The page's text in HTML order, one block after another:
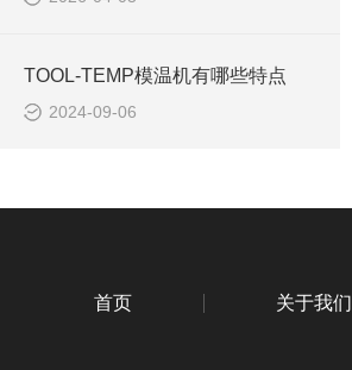
TOOL-TEMP模温机有哪些特点
2024-09-06
首页 关于我们